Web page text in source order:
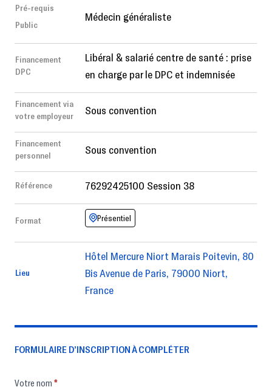
Pré-requis
Public
Médecin généraliste
Financement
DPC
Libéral & salarié centre de santé : prise
en charge par le DPC et indemnisée
Financement via
votre employeur
Sous convention
Financement
personnel
Sous convention
Référence 76292425100 Session 38
Format Présentiel
Lieu
Hôtel Mercure Niort Marais Poitevin, 80
Bis Avenue de Paris, 79000 Niort,
France
FORMULAIRE D’INSCRIPTION À COMPLÉTER
Formulaire
Votre nom *